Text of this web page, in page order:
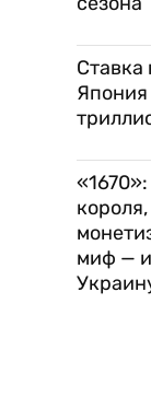
Ставка
Япония
миф — и